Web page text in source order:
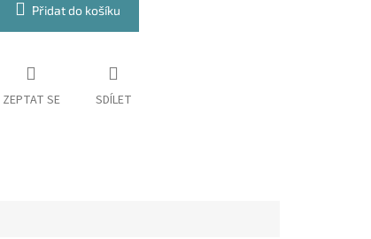
Přidat do košíku
ZEPTAT SE SDÍLET